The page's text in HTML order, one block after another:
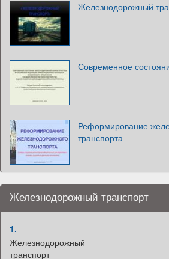
Железнодорожный
Современное
Реформирование
транспорта
Железнодорожный транспорт
1.
Железнодорожный
транспорт